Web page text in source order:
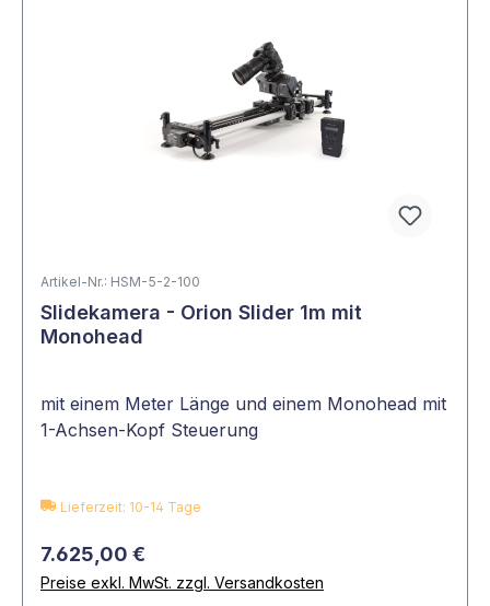
Artikel-Nr.: HSM-5-2-100
Slidekamera - Orion Slider 1m mit
Monohead
mit einem Meter Länge und einem Monohead mit
1-Achsen-Kopf Steuerung
Lieferzeit: 10-14 Tage
7.625,00 €
Preise exkl. MwSt. zzgl. Versandkosten